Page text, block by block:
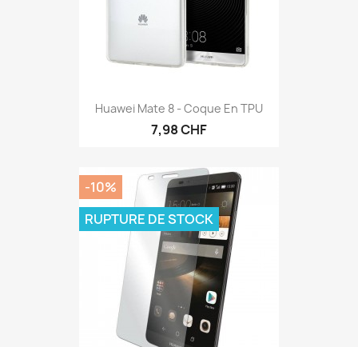
Huawei Mate 8 - Coque En TPU
7,98 CHF
-10%
RUPTURE DE STOCK